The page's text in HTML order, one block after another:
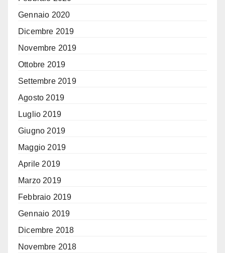
Gennaio 2020
Dicembre 2019
Novembre 2019
Ottobre 2019
Settembre 2019
Agosto 2019
Luglio 2019
Giugno 2019
Maggio 2019
Aprile 2019
Marzo 2019
Febbraio 2019
Gennaio 2019
Dicembre 2018
Novembre 2018